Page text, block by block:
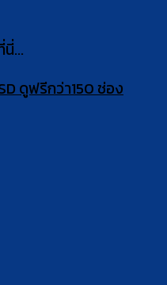
...
ดูฟรีกว่า150 ช่อง